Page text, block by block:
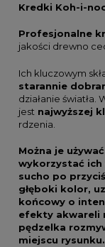
Kredki Koh-i-
Profesjonalne
jakości drewno
Ich kluczowym
starannie
działanie światła.
jest najwyższej
rdzenia.
Można je
wykorzystać ich
sucho po
głęboki kolor,
końcowy o
efekty akwareli
pędzelka
miejscu rysunku.